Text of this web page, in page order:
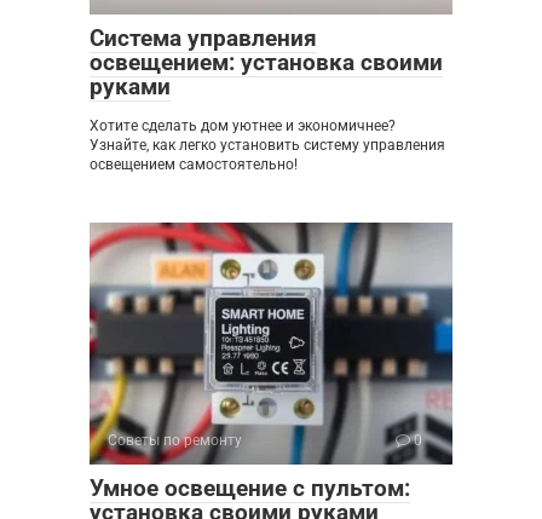
Система управления
освещением: установка своими
руками
Хотите сделать дом уютнее и экономичнее?
Узнайте, как легко установить систему управления
освещением самостоятельно!
Советы по ремонту 0
Умное освещение с пультом:
установка своими руками